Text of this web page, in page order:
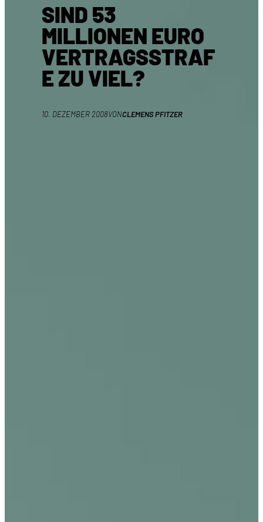
SIND 53
MILLIONEN EURO
VERTRAGSSTRAF
E ZU VIEL?
10. DEZEMBER 2008VONCLEMENS PFITZER